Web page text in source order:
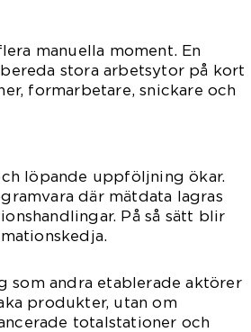
manuella moment. En
stora arbetsytor på kort
formarbetare, snickare och
löpande uppföljning ökar.
där mätdata lagras
På så sätt blir
som andra etablerade aktörer
produkter, utan om
totalstationer och